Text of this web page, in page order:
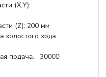
(Х,Y):
(Z): 200 мм
холостого хода.:
подача. : 30000